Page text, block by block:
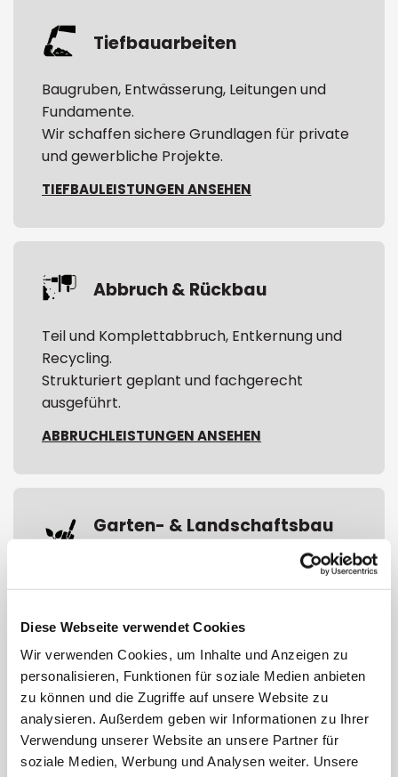
Diese Webseite verwendet Cookies
Wir verwenden Cookies, um Inhalte und Anzeigen zu
personalisieren, Funktionen für soziale Medien anbieten
zu können und die Zugriffe auf unsere Website zu
analysieren. Außerdem geben wir Informationen zu Ihrer
Verwendung unserer Website an unsere Partner für
soziale Medien, Werbung und Analysen weiter. Unsere
Tiefbauarbeiten
Baugruben, Entwässerung, Leitungen und
Fundamente.
Wir schaffen sichere Grundlagen für private
und gewerbliche Projekte.
TIEFBAULEISTUNGEN ANSEHEN
Abbruch & Rückbau
Teil und Komplettabbruch, Entkernung und
Recycling.
Strukturiert geplant und fachgerecht
ausgeführt.
ABBRUCHLEISTUNGEN ANSEHEN
Garten- & Landschaftsbau
bestehen.
GARTENBAULEISTUNGEN ANSEHEN
Straßen- &
Asphaltbau